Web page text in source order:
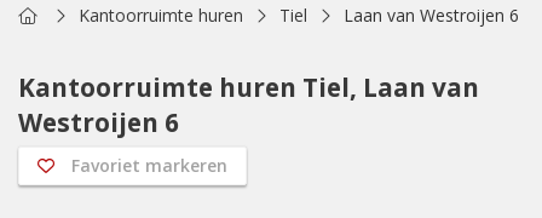
Actuele beschikbaarheid
HomeKantoorruimte huren Tiel Laan van Westroijen 6
Kantoorruimte huren Tiel, Laan van
Westroijen 6
Favoriet markeren